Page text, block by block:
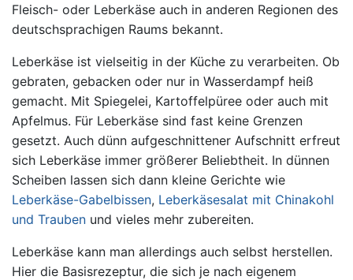
Fleisch- oder Leberkäse auch in anderen Regionen des
deutschsprachigen Raums bekannt.
Leberkäse ist vielseitig in der Küche zu verarbeiten. Ob
gebraten, gebacken oder nur in Wasserdampf heiß
gemacht. Mit Spiegelei, Kartoffelpüree oder auch mit
Apfelmus. Für Leberkäse sind fast keine Grenzen
gesetzt. Auch dünn aufgeschnittener Aufschnitt erfreut
sich Leberkäse immer größerer Beliebtheit. In dünnen
Scheiben lassen sich dann kleine Gerichte wie
Leberkäse-Gabelbissen, Leberkäsesalat mit Chinakohl
und Trauben und vieles mehr zubereiten.
Leberkäse kann man allerdings auch selbst herstellen.
Hier die Basisrezeptur, die sich je nach eigenem